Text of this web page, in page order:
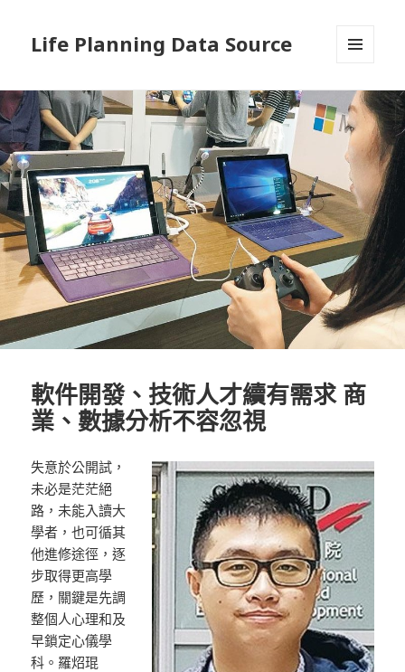
Life Planning Data Source
小工具
軟件開發、技術人才續有需求 商
業、數據分析不容忽視
失意於公開試，
未必是茫茫絕
路，未能入讀大
學者，也可循其
他進修途徑，逐
步取得更高學
歷，關鍵是先調
整個人心理和及
早鎖定心儀學
科。羅炤琨